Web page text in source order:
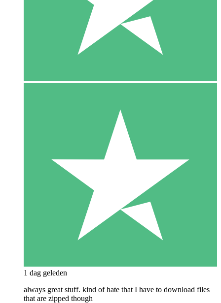
1 dag geleden
always great stuff. kind of hate that I have to download files
that are zipped though